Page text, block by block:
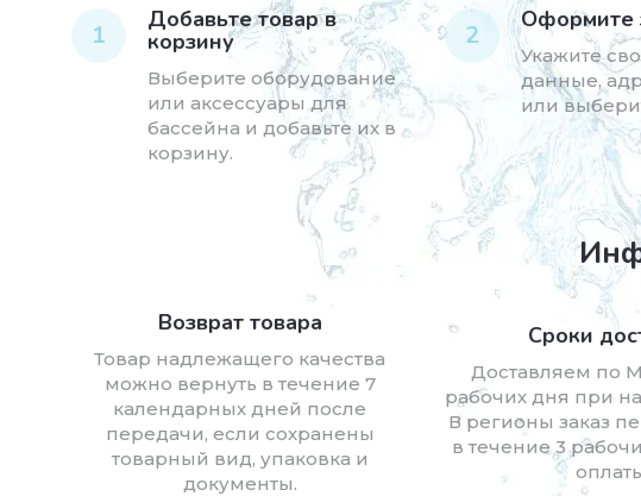
1 Добавьте товар в
корзину
Выберите оборудование
или аксессуары для
бассейна и добавьте их в
корзину.
2 Оформите
Укажите
данные,
или
Возврат товара
Товар надлежащего качества
можно вернуть в течение 7
календарных дней после
передачи, если сохранены
товарный вид, упаковка и
документы.
Сроки
Доставляем по
рабочих дня при
В регионы заказ
в течение 3